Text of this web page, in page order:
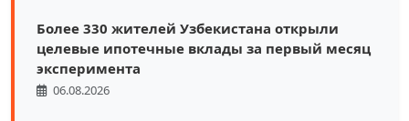
Более 330 жителей Узбекистана открыли
целевые ипотечные вклады за первый месяц
эксперимента
06.08.2026